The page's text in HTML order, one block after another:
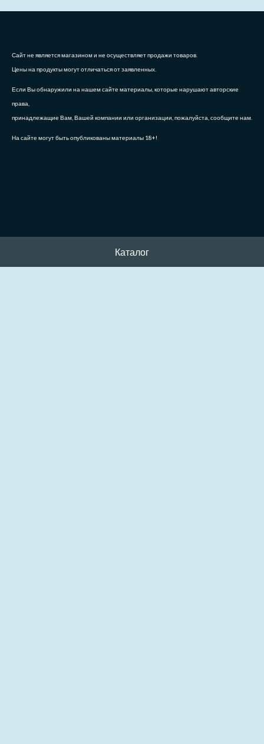
Сайт не является магазином и не осуществляет продажи товаров.
Цены на продукты могут отличаться от заявленных.
Если Вы обнаружили на нашем сайте материалы, которые нарушают авторские
права,
принадлежащие Вам, Вашей компании или организации, пожалуйста, сообщите нам.
На сайте могут быть опубликованы материалы 18+!
Каталог